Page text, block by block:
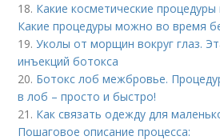
18. Какие косметические
Какие процедуры можно во время
19.Уколы от морщин вокруг глаз.
инъекций ботокса
20. Ботокс лоб межбровье.
в лоб – просто и быстро!
21. Как связать одежду для
Пошаговое описание процесса: